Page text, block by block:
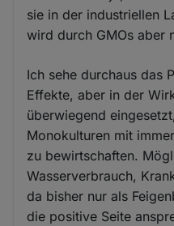
sie in der industriellen
wird durch GMOs aber
Ich sehe durchaus das
Effekte, aber in der
überwiegend
Monokulturen mit
zu bewirtschaften.
Wasserverbrauch,
da bisher nur als
die positive Seite